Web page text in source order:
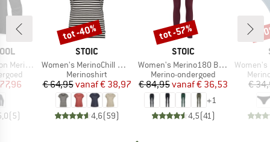
1/4 Zip Boxed
prijs
(5)
MERK
STOIC
Artikel
Women's MerinoChill MMXX. Göteborg Loose Tee St
Productgroep
Merinoshirt
Prijs
€ 64,95 Verlaagde prijs
vanaf€ 38,97
4,6(59)
Korting
tot -40%
MERK
STOIC
Artikel
Women's Merino180 BengtSt. Long Pants
Productgroep
Merino-ondergoed
Prijs
€ 84,95 Verlaagde prijs
vanaf€ 36,53
+1
4,5(41)
Korting
tot -57%
Artikel
Women's
€
-